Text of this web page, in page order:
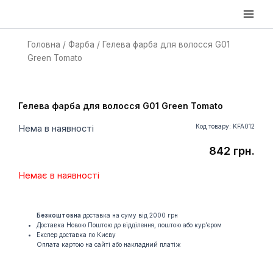
Main
Нема в наявності Код товару: KFA012
Головна / Фарба / Гелева фарба для волосся G01
Green Tomato
Гелева фарба для волосся G01 Green Tomato
842 грн.
Немає в наявності
Безкоштовна доставка на суму від 2000 грн
Доставка Новою Поштою до відділення, поштою або кур’єром
Експер доставка по Києву
Оплата картою на сайті або накладний платіж